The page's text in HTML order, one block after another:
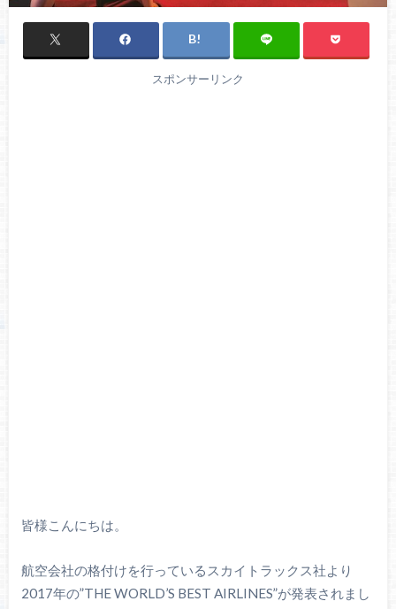
スポンサーリンク
皆様こんにちは。
航空会社の格付けを行っているスカイトラックス社より
2017年の”THE WORLD’S BEST AIRLINES”が発表されまし